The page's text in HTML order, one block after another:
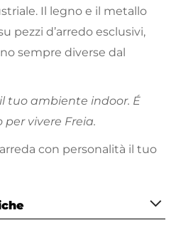
Il legno e il metallo
pezzi d’arredo esclusivi,
sempre diverse dal
tuo ambiente indoor. É
vivere Freia.
con personalità il tuo